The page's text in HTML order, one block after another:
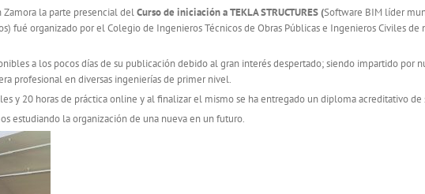
Zamora la parte presencial delCurso de iniciación a TEKLA STRUCTURES (Software BIM líder
fué organizado por el Colegio de Ingenieros Técnicos de Obras Públicas e Ingenieros Civiles
a los pocos días de su publicación debido al gran interés despertado; siendo impartido
profesional en diversas ingenierías de primer nivel.
y 20 horas de práctica online y al finalizar el mismo se ha entregado un diploma acreditativo de
estudiando la organización de una nueva en un futuro.